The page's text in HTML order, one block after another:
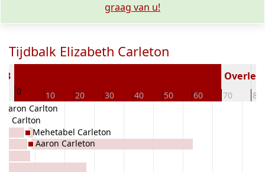
graag van u!
Tijdbalk Elizabeth Carleton
0 10 20 30 40 50 60 70 80
Carlton
Aaron Carlton
Mehetabel Carleton
Aaron Carleton